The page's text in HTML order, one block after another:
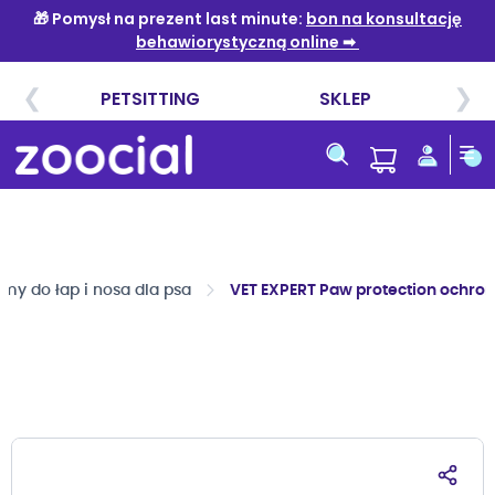
do
treści
do łap i nosa dla psa VET EXPERT Paw protection
Przejdź